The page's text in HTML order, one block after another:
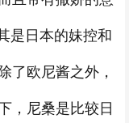
是日本的妹控和
了欧尼酱之外，
，尼桑是比较日